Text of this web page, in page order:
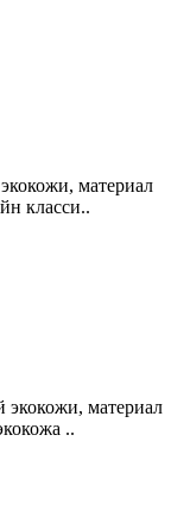
материал
класси..
экокожи, материал
..